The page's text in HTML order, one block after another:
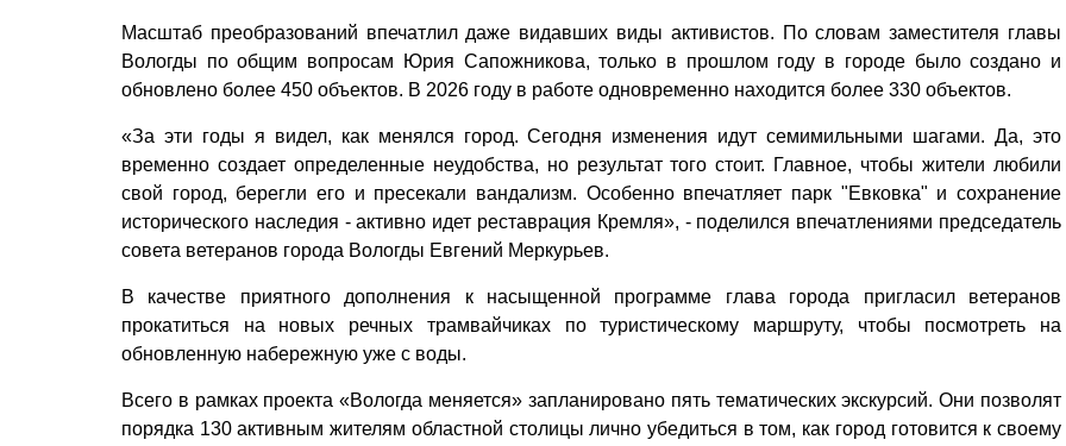
Масштаб преобразований впечатлил даже видавших виды активистов. По словам заместителя главы
Вологды по общим вопросам Юрия Сапожникова, только в прошлом году в городе было создано и
обновлено более 450 объектов. В 2026 году в работе одновременно находится более 330 объектов.
«За эти годы я видел, как менялся город. Сегодня изменения идут семимильными шагами. Да, это
временно создает определенные неудобства, но результат того стоит. Главное, чтобы жители любили
свой город, берегли его и пресекали вандализм. Особенно впечатляет парк "Евковка" и сохранение
исторического наследия - активно идет реставрация Кремля», - поделился впечатлениями председатель
совета ветеранов города Вологды Евгений Меркурьев.
В качестве приятного дополнения к насыщенной программе глава города пригласил ветеранов
прокатиться на новых речных трамвайчиках по туристическому маршруту, чтобы посмотреть на
обновленную набережную уже с воды.
Всего в рамках проекта «Вологда меняется» запланировано пять тематических экскурсий. Они позволят
порядка 130 активным жителям областной столицы лично убедиться в том, как город готовится к своему
главный
редактор
Уважаемые посетители сайта!
Мы рады приветствовать вас
на обновленном Интернет-
придется вам по душе, и вы
обязательно добавите его в